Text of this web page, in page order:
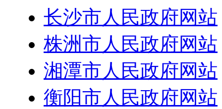
长沙市人民政府网站
株洲市人民政府网站
湘潭市人民政府网站
衡阳市人民政府网站